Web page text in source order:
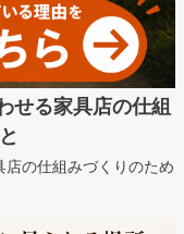
せる家具店の仕組
店の仕組みづくりのため